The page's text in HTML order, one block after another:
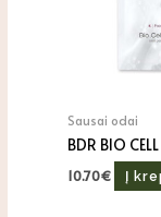
Sausai odai
BDR BIO
10.70€ Į